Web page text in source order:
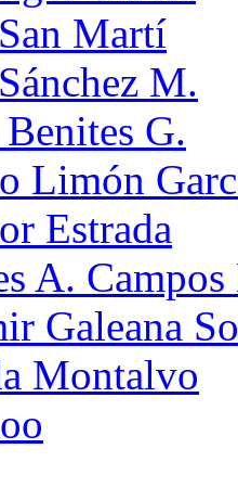
Martí
M.
G.
Limón
Estrada
A.
Galeana
Montalvo